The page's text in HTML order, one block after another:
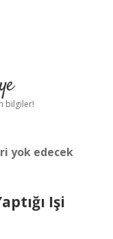
bilgiler!
yok edecek
Işi